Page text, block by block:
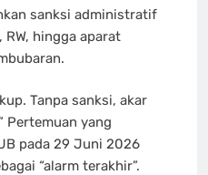
sanksi administratif
hingga aparat
Tanpa sanksi, akar
Pertemuan yang
pada 29 Juni 2026
“alarm terakhir”.